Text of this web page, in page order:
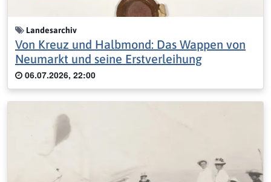
Landesarchiv
Von Kreuz und Halbmond: Das Wappen von
Neumarkt und seine Erstverleihung
06.07.2026, 22:00